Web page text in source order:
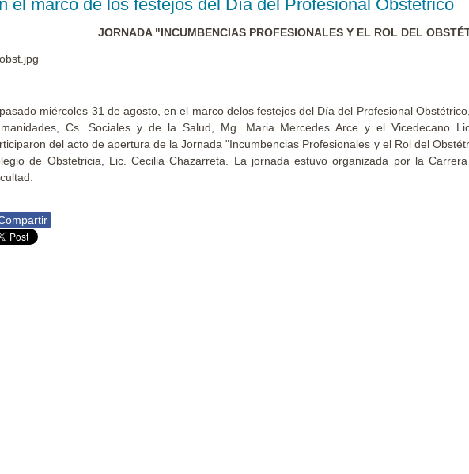
el marco de los festejos del Día del Profesional Obstétrico
JORNADA "INCUMBENCIAS PROFESIONALES Y EL ROL DEL
miércoles 31 de agosto, en el marco delos festejos del Día del Profesional
Cs. Sociales y de la Salud, Mg. Maria Mercedes Arce y el Vicedecano
del acto de apertura de la Jornada "Incumbencias Profesionales y el Rol del
de Obstetricia, Lic. Cecilia Chazarreta. La jornada estuvo organizada por la